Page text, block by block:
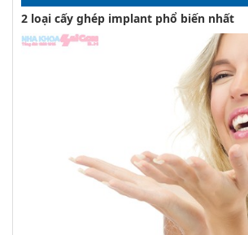
2 loại cấy ghép implant phổ biến nhất